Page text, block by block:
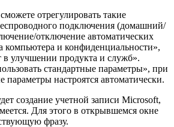
отрегулировать такие
подключения (домашний/
отключение автоматических
компьютера и конфиденциальности»,
улучшении продукта и служб».
стандартные параметры», при
настроятся автоматически.
создание учетной записи Microsoft,
Для этого в открывшемся окне
фразу.